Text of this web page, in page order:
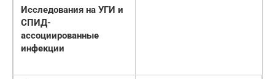
Исследования на УГИ и
СПИД-
ассоциированные
инфекции